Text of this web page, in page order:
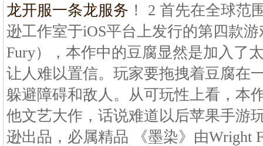
龙开服一条龙服务 ！ 2 首先在全球范
逊工作室于iOS平台上发行的第四款
Fury），本作中的豆腐显然是加入了
让人难以置信。玩家要拖拽着豆腐在
躲避障碍和敌人。从可玩性上看，本
他文艺大作，话说难道以后苹果手游
逊出品，必属精品 《墨染》由Wright